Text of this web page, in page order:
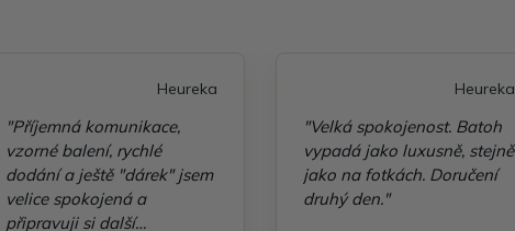
Heureka
"Příjemná komunikace,
vzorné balení, rychlé
dodání a ještě "dárek" jsem
velice spokojená a
připravuji si další
Heureka
"Velká spokojenost. Batoh
vypadá jako luxusně, stejně
jako na fotkách. Doručení
druhý den."